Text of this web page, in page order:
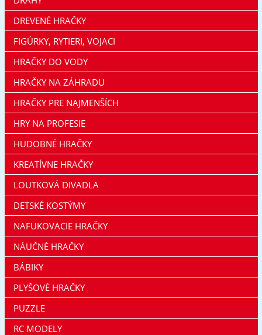
DREVENÉ HRAČKY
FIGÚRKY, RYTIERI, VOJACI
HRAČKY DO VODY
HRAČKY NA ZÁHRADU
HRAČKY PRE NAJMENŠÍCH
HRY NA PROFESIE
HUDOBNÉ HRAČKY
KREATÍVNE HRAČKY
LOUTKOVÁ DIVADLA
DETSKÉ KOSTÝMY
NAFUKOVACIE HRAČKY
NÁUČNÉ HRAČKY
BÁBIKY
PLYŠOVÉ HRAČKY
PUZZLE
RC MODELY